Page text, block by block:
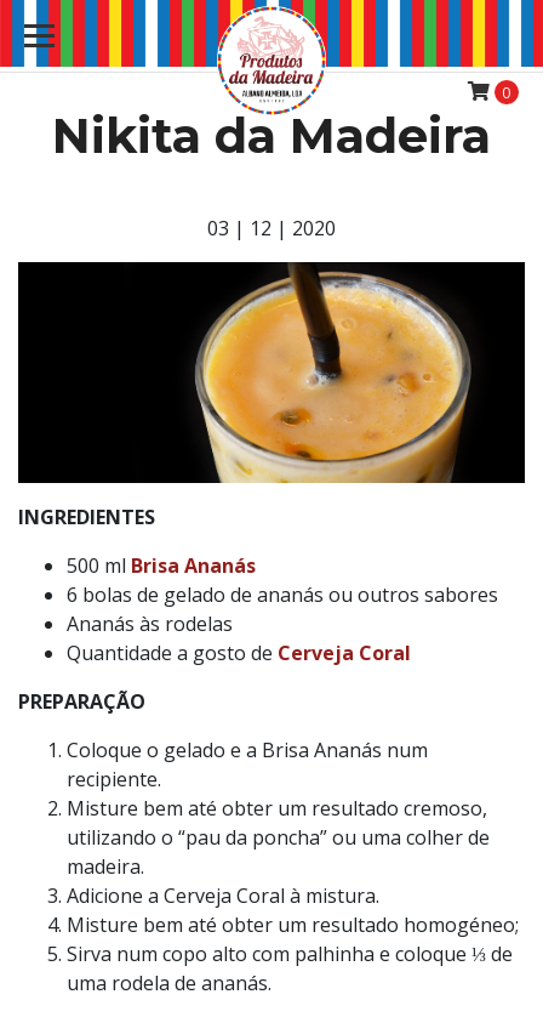
0
Nikita da Madeira
03 | 12 | 2020
INGREDIENTES
500 ml Brisa Ananás
6 bolas de gelado de ananás ou outros sabores
Ananás às rodelas
Quantidade a gosto de Cerveja Coral
PREPARAÇÃO
Coloque o gelado e a Brisa Ananás num
recipiente.
Misture bem até obter um resultado cremoso,
utilizando o “pau da poncha” ou uma colher de
madeira.
Adicione a Cerveja Coral à mistura.
Misture bem até obter um resultado homogéneo;
Sirva num copo alto com palhinha e coloque ⅓ de
uma rodela de ananás.